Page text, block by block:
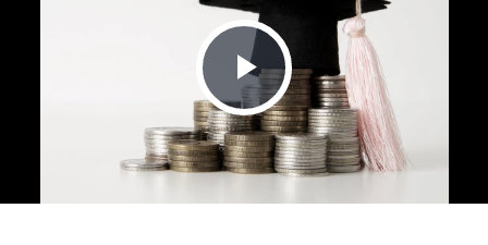
Play Video